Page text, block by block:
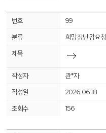
99
희망장난감요청
관*자
2026.06.18
156